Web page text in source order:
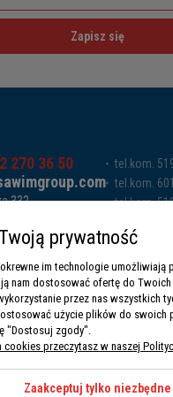
Zapisz się
270 36 50
332,
Mariusz Zdyb sp. k.
tel.kom.
tel.kom.
tel.kom.
prywatność
im technologie umożliwiają
nam dostosować ofertę do
przez nas wszystkich
użycie plików do swoich
"Dostosuj zgody".
cookies przeczytasz w naszej
Zaakceptuj tylko niezbędne